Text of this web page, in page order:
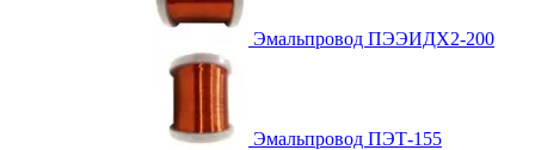
Эмальпровод ПЭЭИДХ2-200
Эмальпровод ПЭТ-155